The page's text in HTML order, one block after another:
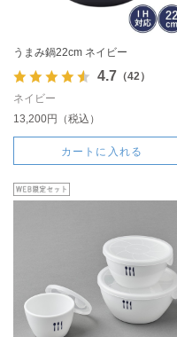
うまみ鍋22cm ネイビー
4.7 （42）
ネイビー
13,200円（税込）
カートに入れる